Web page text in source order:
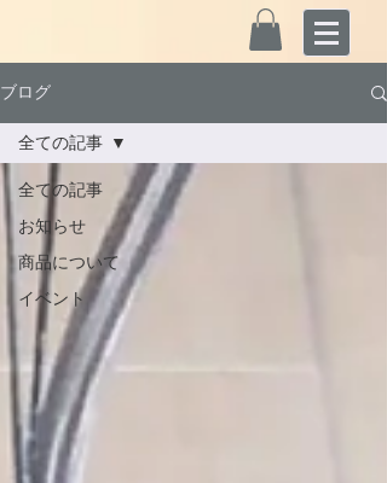
ブログ
全ての記事
お知らせ
商品について
イベント
全ての記事